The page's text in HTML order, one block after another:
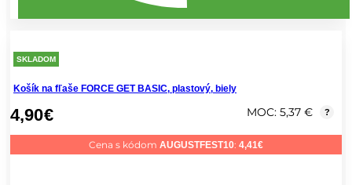
SKLADOM
Košík na fľaše FORCE GET BASIC, plastový, biely
4,90€ MOC: 5,37 € ?
Cena s kódom AUGUSTFEST10: 4,41€